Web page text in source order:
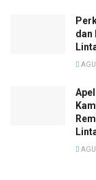
dan